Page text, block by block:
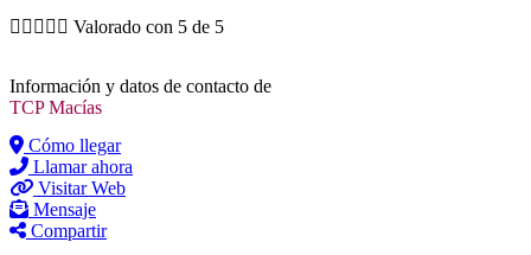
     Valorado con 5 de 5
Información y datos de contacto de
TCP Macías
Cómo llegar
Llamar ahora
Visitar Web
Mensaje
Compartir